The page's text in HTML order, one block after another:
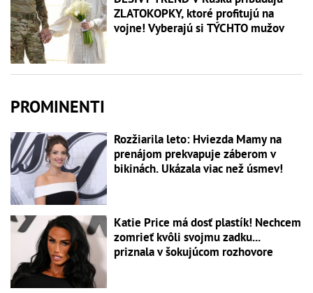
ZLATOKOPKY, ktoré profitujú na
vojne! Vyberajú si TÝCHTO mužov
PROMINENTI
Rozžiarila leto: Hviezda Mamy na
prenájom prekvapuje záberom v
bikinách. Ukázala viac než úsmev!
Katie Price má dosť plastík! Nechcem
zomrieť kvôli svojmu zadku...
priznala v šokujúcom rozhovore